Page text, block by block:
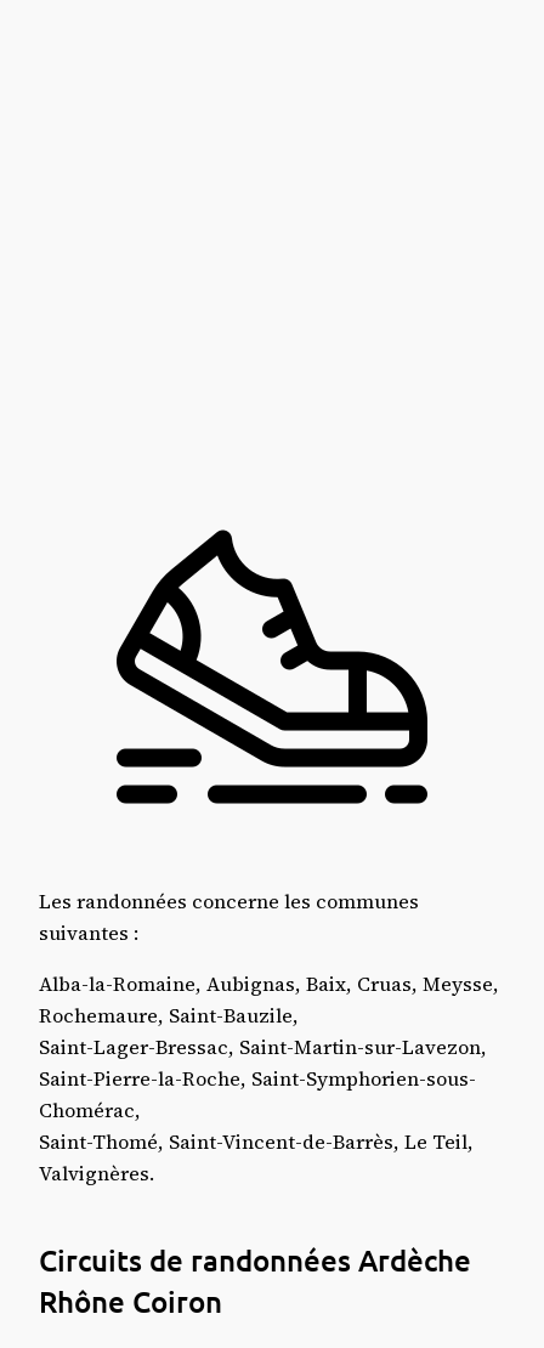
Les randonnées concerne les communes
suivantes :
Alba-la-Romaine, Aubignas, Baix, Cruas, Meysse,
Rochemaure, Saint-Bauzile,
Saint-Lager-Bressac, Saint-Martin-sur-Lavezon,
Saint-Pierre-la-Roche, Saint-Symphorien-sous-
Chomérac,
Saint-Thomé, Saint-Vincent-de-Barrès, Le Teil,
Valvignères.
Circuits de randonnées Ardèche
Rhône Coiron